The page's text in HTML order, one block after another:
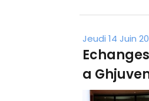
Jeudi 14 Juin
a